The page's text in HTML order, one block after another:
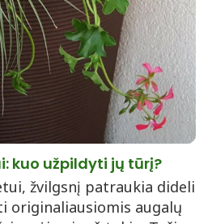
kuo užpildyti jų tūrį?
žvilgsnį patraukia dideli
originaliausiomis augalų